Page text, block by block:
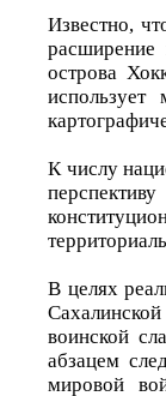
Известно,
расширение
острова
К числу
В целях
воинской
абзацем
мировой